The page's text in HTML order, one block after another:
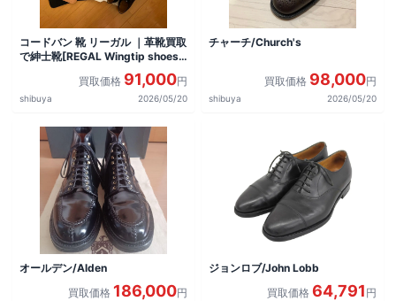
コードバン 靴 リーガル ｜革靴買取
で紳士靴[REGAL Wingtip shoes]
買取価格 91,000円
shibuya 2026/05/20
チャーチ/Church's
買取価格 98,000円
shibuya 2026/05/20
オールデン/Alden
買取価格 186,000円
ジョンロブ/John Lobb
買取価格 64,791 円